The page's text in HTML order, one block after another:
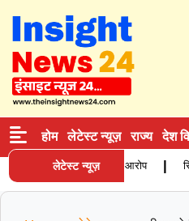
होम लेटेस्ट न्यूज़ राज्य देश
लेटेस्ट न्यूज़
मौत, परिजनों ने लगाए गंभीर आरोप